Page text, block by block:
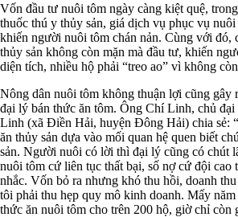
Vốn đầu tư nuôi tôm ngày càng kiệt quệ,
thuốc thú y thủy sản, giá dịch vụ phục vụ
khiến người nuôi tôm chán nản. Cùng với đó,
thủy sản không còn mặn mà đầu tư, khiến
diện tích, nhiều hộ phải “treo ao” vì không
Nông dân nuôi tôm không thuận lợi cũng gây
đại lý bán thức ăn tôm. Ông Chí Linh, chủ
Linh (xã Điền Hải, huyện Đông Hải) chia sẻ:
ăn thủy sản dựa vào mối quan hệ quen biết
sản. Người nuôi có lời thì đại lý cũng có chút
nuôi tôm cứ liên tục thất bại, số nợ cứ đội cao
nhắc. Vốn bỏ ra nhưng khó thu hồi, doanh
tôi phải thu hẹp quy mô kinh doanh. Mấy
thức ăn nuôi tôm cho trên 200 hộ, giờ chỉ còn